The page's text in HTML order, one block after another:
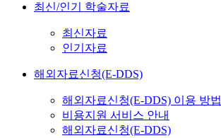
최신/인기 학술자료
최신자료
인기자료
해외자료신청(E-DDS)
해외자료신청(E-DDS) 이용 방법
비용지원 서비스 안내
해외자료신청(E-DDS)